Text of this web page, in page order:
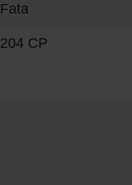
Fata
204 CP